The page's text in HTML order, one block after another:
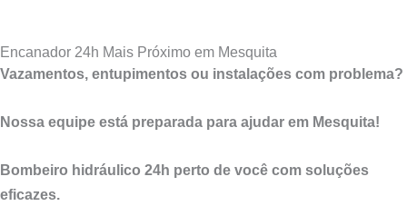
Encanador 24h Mais Próximo em Mesquita
Vazamentos, entupimentos ou instalações com problema?
Nossa equipe está preparada para ajudar em Mesquita!
Bombeiro hidráulico 24h perto de você com soluções
eficazes.